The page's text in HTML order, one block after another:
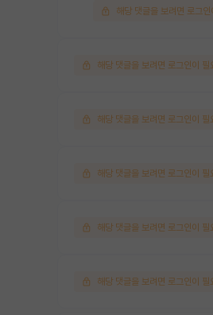
해당 댓글을 보려면 로그
해당 댓글을 보려면 로그인이 필
해당 댓글을 보려면 로그인이 필
해당 댓글을 보려면 로그인이 필
해당 댓글을 보려면 로그인이 필
해당 댓글을 보려면 로그인이 필